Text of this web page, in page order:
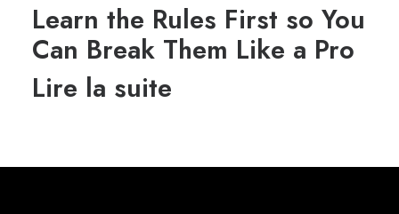
Learn the Rules First so You
Can Break Them Like a Pro
Lire la suite